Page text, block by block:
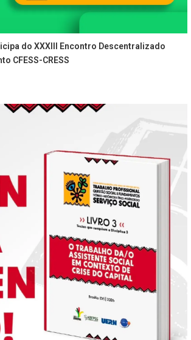
do XXXIII Encontro Descentralizado
CFESS-CRESS